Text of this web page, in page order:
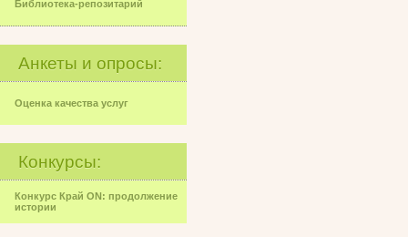
Библиотека-репозитарий
Анкеты и опросы:
Оценка качества услуг
Конкурсы:
Конкурс Край ON: продолжение
истории